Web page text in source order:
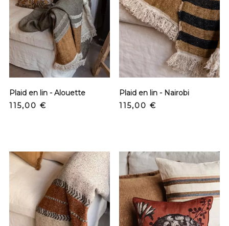
Plaid en lin - Alouette
Prix
115,00 €
Plaid en lin - Nairobi
Prix
115,00 €